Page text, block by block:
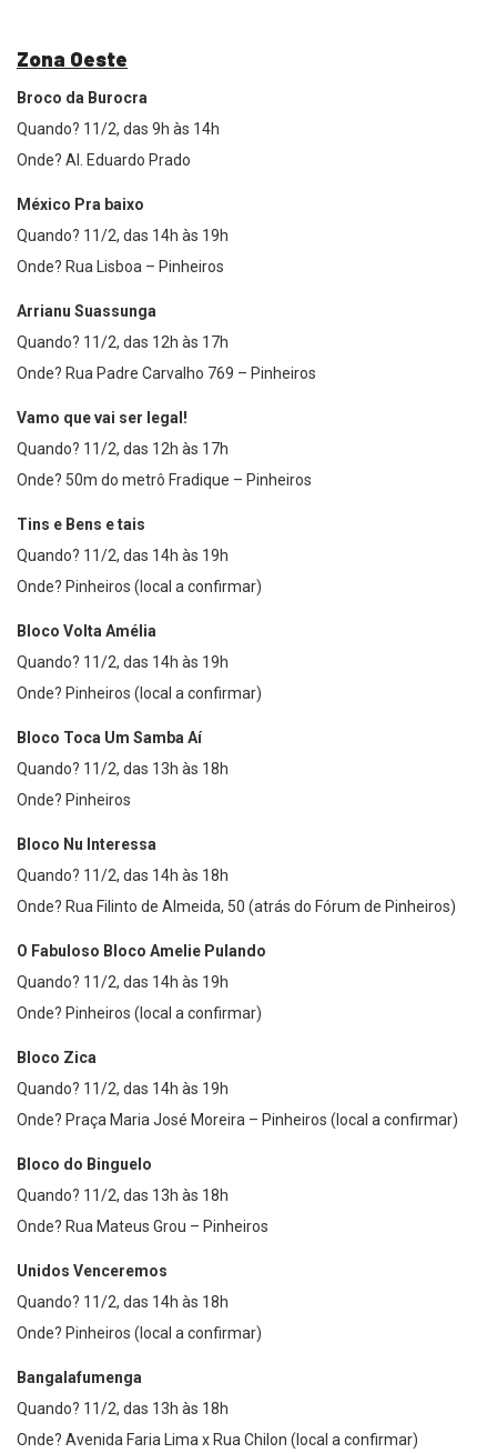
Zona Oeste
Broco da Burocra
Quando? 11/2, das 9h às 14h
Onde? Al. Eduardo Prado
México Pra baixo
Quando? 11/2, das 14h às 19h
Onde? Rua Lisboa – Pinheiros
Arrianu Suassunga
Quando? 11/2, das 12h às 17h
Onde? Rua Padre Carvalho 769 – Pinheiros
Vamo que vai ser legal!
Quando? 11/2, das 12h às 17h
Onde? 50m do metrô Fradique – Pinheiros
Tins e Bens e tais
Quando? 11/2, das 14h às 19h
Onde? Pinheiros (local a confirmar)
Bloco Volta Amélia
Quando? 11/2, das 14h às 19h
Onde? Pinheiros (local a confirmar)
Bloco Toca Um Samba Aí
Quando? 11/2, das 13h às 18h
Onde? Pinheiros
Bloco Nu Interessa
Quando? 11/2, das 14h às 18h
Onde? Rua Filinto de Almeida, 50 (atrás do Fórum de Pinheiros)
O Fabuloso Bloco Amelie Pulando
Quando? 11/2, das 14h às 19h
Onde? Pinheiros (local a confirmar)
Bloco Zica
Quando? 11/2, das 14h às 19h
Onde? Praça Maria José Moreira – Pinheiros (local a confirmar)
Bloco do Binguelo
Quando? 11/2, das 13h às 18h
Onde? Rua Mateus Grou – Pinheiros
Unidos Venceremos
Quando? 11/2, das 14h às 18h
Onde? Pinheiros (local a confirmar)
Bangalafumenga
Quando? 11/2, das 13h às 18h
Onde? Avenida Faria Lima x Rua Chilon (local a confirmar)